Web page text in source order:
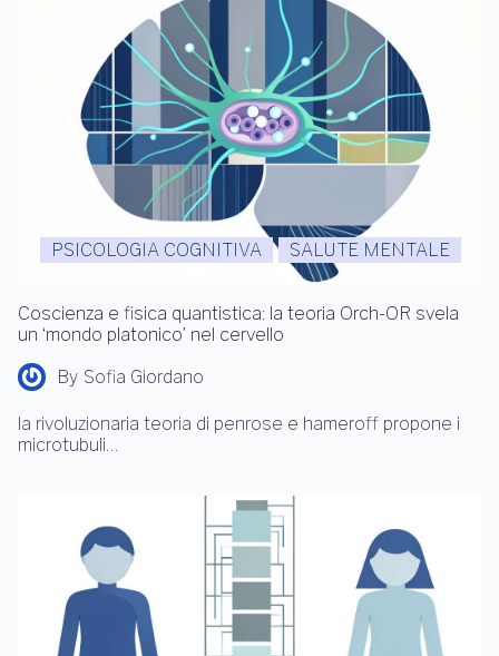
PSICOLOGIA COGNITIVA SALUTE MENTALE
Coscienza e fisica quantistica: la teoria Orch-OR svela
un ‘mondo platonico’ nel cervello
By Sofia Giordano
la rivoluzionaria teoria di penrose e hameroff propone i
microtubuli…